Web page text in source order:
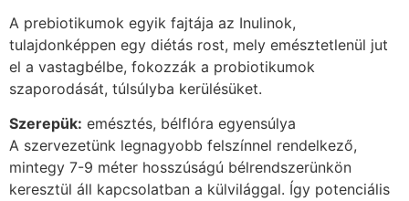
A prebiotikumok egyik fajtája az Inulinok,
tulajdonképpen egy diétás rost, mely emésztetlenül jut
el a vastagbélbe, fokozzák a probiotikumok
szaporodását, túlsúlyba kerülésüket.
Szerepük: emésztés, bélflóra egyensúlya
A szervezetünk legnagyobb felszínnel rendelkező,
mintegy 7-9 méter hosszúságú bélrendszerünkön
keresztül áll kapcsolatban a külvilággal. Így potenciális